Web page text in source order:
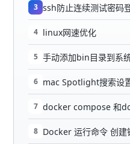
3 ssh防止连续测试密码
4 linux网速优化
5 手动添加bin目录到系
6 mac Spotlight搜索设
7 docker compose 和
8 Docker 运行命令 创建